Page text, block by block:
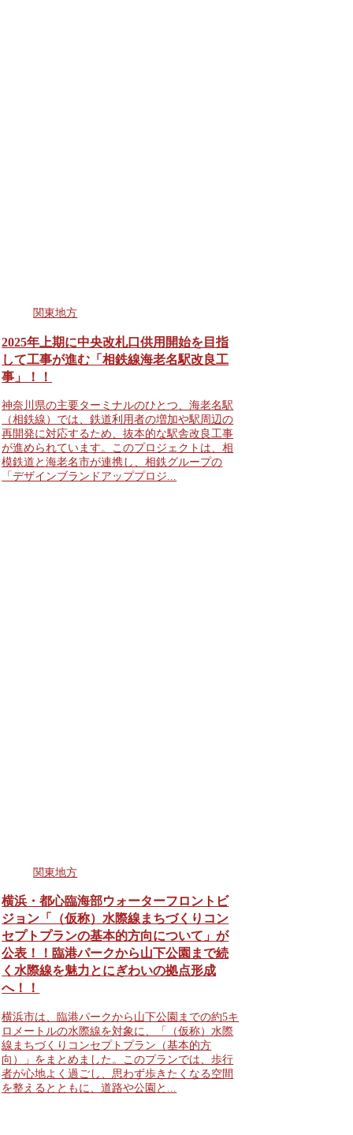
関東地方
2025年上期に中央改札口供用開始を目指
して工事が進む「相鉄線海老名駅改良工
事」！！
神奈川県の主要ターミナルのひとつ、海老名駅
（相鉄線）では、鉄道利用者の増加や駅周辺の
再開発に対応するため、抜本的な駅舎改良工事
が進められています。このプロジェクトは、相
模鉄道と海老名市が連携し、相鉄グループの
「デザインブランドアッププロジ...
関東地方
横浜・都心臨海部ウォーターフロントビ
ジョン「（仮称）水際線まちづくりコン
セプトプランの基本的方向について」が
公表！！臨港パークから山下公園まで続
く水際線を魅力とにぎわいの拠点形成
へ！！
横浜市は、臨港パークから山下公園までの約5キ
ロメートルの水際線を対象に、「（仮称）水際
線まちづくりコンセプトプラン（基本的方
向）」をまとめました。このプランでは、歩行
者が心地よく過ごし、思わず歩きたくなる空間
を整えるとともに、道路や公園と...